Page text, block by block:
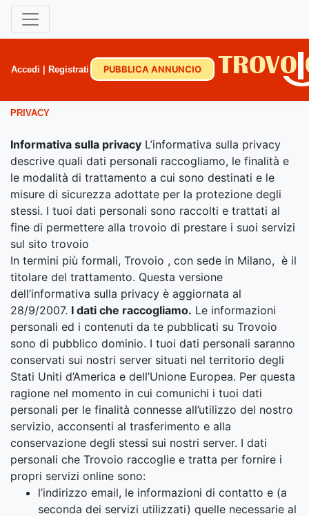
Accedi Registrati PUBBLICA ANNUNCIO
PRIVACY
Informativa sulla privacy L’informativa sulla privacy
descrive quali dati personali raccogliamo, le finalità e
le modalità di trattamento a cui sono destinati e le
misure di sicurezza adottate per la protezione degli
stessi. I tuoi dati personali sono raccolti e trattati al
fine di permettere alla trovoio di prestare i suoi servizi
sul sito trovoio
In termini più formali, Trovoio , con sede in Milano, è il
titolare del trattamento. Questa versione
dell’informativa sulla privacy è aggiornata al
28/9/2007. I dati che raccogliamo. Le informazioni
personali ed i contenuti da te pubblicati su Trovoio
sono di pubblico dominio. I tuoi dati personali saranno
conservati sui nostri server situati nel territorio degli
Stati Uniti d’America e dell’Unione Europea. Per questa
ragione nel momento in cui comunichi i tuoi dati
personali per le finalità connesse all’utilizzo del nostro
servizio, acconsenti al trasferimento e alla
conservazione degli stessi sui nostri server. I dati
personali che Trovoio raccoglie e tratta per fornire i
propri servizi online sono:
l’indirizzo email, le informazioni di contatto e (a
seconda dei servizi utilizzati) quelle necessarie al